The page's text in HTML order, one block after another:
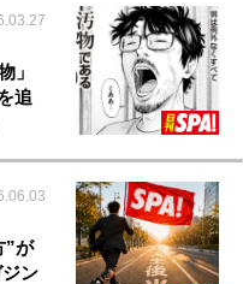
」
追
”が
ン